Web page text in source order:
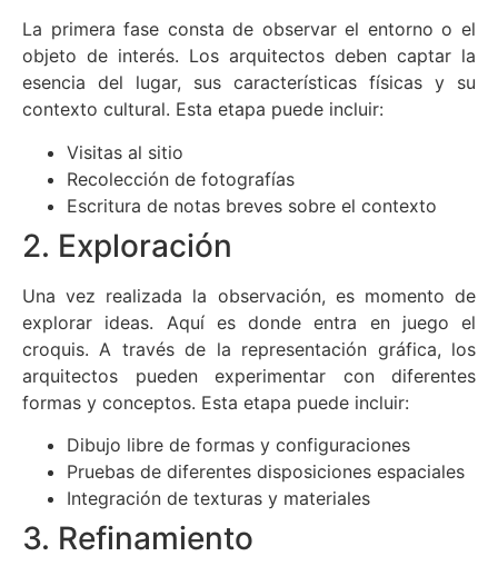
La primera fase consta de observar el entorno o el
objeto de interés. Los arquitectos deben captar la
esencia del lugar, sus características físicas y su
contexto cultural. Esta etapa puede incluir:
Visitas al sitio
Recolección de fotografías
Escritura de notas breves sobre el contexto
2. Exploración
Una vez realizada la observación, es momento de
explorar ideas. Aquí es donde entra en juego el
croquis. A través de la representación gráfica, los
arquitectos pueden experimentar con diferentes
formas y conceptos. Esta etapa puede incluir:
Dibujo libre de formas y configuraciones
Pruebas de diferentes disposiciones espaciales
Integración de texturas y materiales
3. Refinamiento